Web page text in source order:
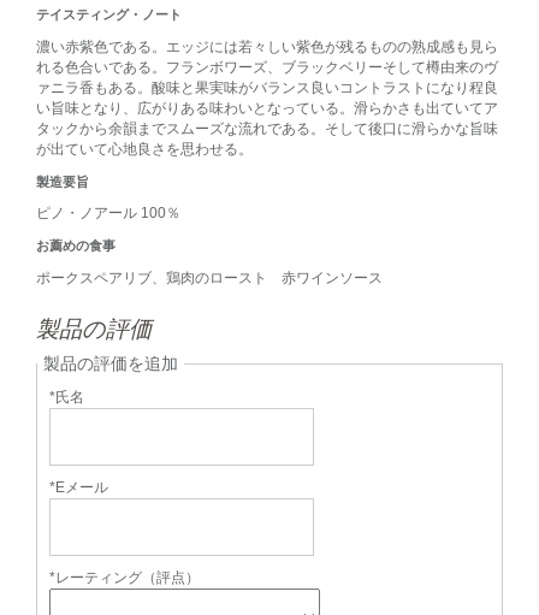
テイスティング・ノート
濃い赤紫色である。エッジには若々しい紫色が残るものの熟成感も見ら
れる色合いである。フランボワーズ、ブラックベリーそして樽由来のヴ
ァニラ香もある。酸味と果実味がバランス良いコントラストになり程良
い旨味となり、広がりある味わいとなっている。滑らかさも出ていてア
タックから余韻までスムーズな流れである。そして後口に滑らかな旨味
が出ていて心地良さを思わせる。
製造要旨
ピノ・ノアール 100％
お薦めの食事
ポークスペアリブ、鶏肉のロースト 赤ワインソース
製品の評価
製品の評価を追加
*氏名
*Eメール
*レーティング（評点）